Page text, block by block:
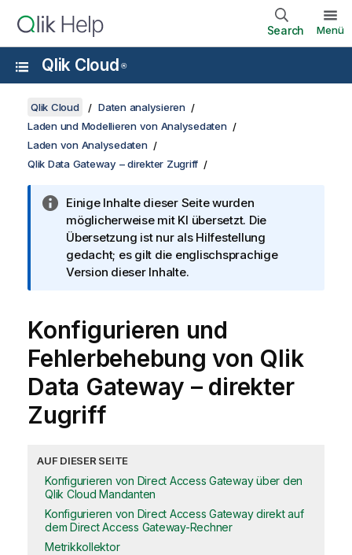
Search Menü
Qlik Cloud ®
Qlik Cloud
Daten analysieren
Laden und Modellieren von Analysedaten
Laden von Analysedaten
Qlik Data Gateway – direkter Zugriff
Einige Inhalte dieser Seite wurden
möglicherweise mit KI übersetzt. Die
Übersetzung ist nur als Hilfestellung
gedacht; es gilt die englischsprachige
Version dieser Inhalte.
Konfigurieren und
Fehlerbehebung von Qlik
Data Gateway – direkter
Zugriff
AUF DIESER SEITE
Konfigurieren von Direct Access Gateway über den
Qlik Cloud Mandanten
Konfigurieren von Direct Access Gateway direkt auf
dem Direct Access Gateway-Rechner
Metrikkollektor